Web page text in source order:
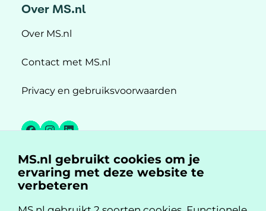
Over MS.nl
Over MS.nl
Contact met MS.nl
Privacy en gebruiksvoorwaarden
Facebook
Instagram
LinkedIn
MS.nl is een initiatief van:
MS.nl gebruikt cookies om je
ervaring met deze website te
verbeteren